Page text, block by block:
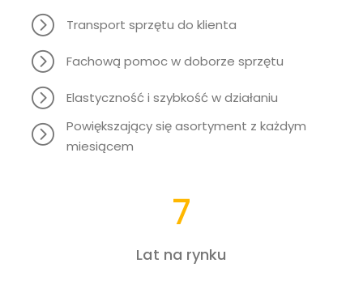
Transport sprzętu do klienta
Fachową pomoc w doborze sprzętu
Elastyczność i szybkość w działaniu
Powiększający się asortyment z każdym
miesiącem
7
Lat na rynku